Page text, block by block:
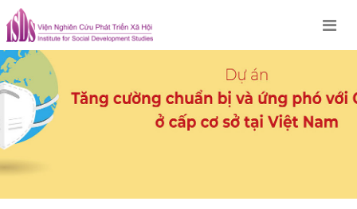
Skip
to
content